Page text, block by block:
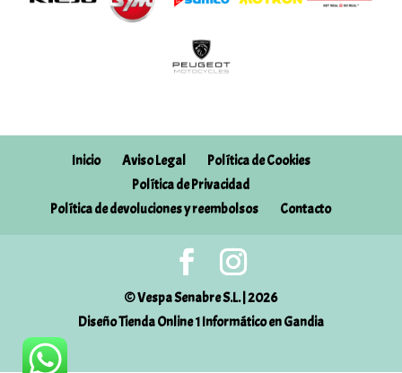
Inicio Aviso Legal
Política de Cookies
Política de Privacidad
Política de devoluciones y reembolsos
Contacto
© Vespa Senabre S.L. | 2026
Diseño Tienda Online 1 Informático en Gandia